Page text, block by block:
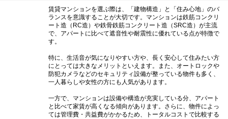
賃貸マンションを選ぶ際は、「建物構造」と「住み心地」のバ
ランスを意識することが大切です。マンションは鉄筋コンクリ
ート造（RC造）や鉄骨鉄筋コンクリート造（SRC造）が主流
で、アパートに比べて遮音性や耐震性に優れている点が特徴で
す。
特に、生活音が気になりやすい方や、長く安心して住みたい方
にとっては大きなメリットといえます。また、オートロックや
防犯カメラなどのセキュリティ設備が整っている物件も多く、
一人暮らしや女性の方にも人気があります。
一方で、マンションは設備や構造が充実している分、アパート
と比べて家賃が高くなる傾向があります。さらに、物件によっ
ては管理費・共益費がかかるため、トータルコストで比較する